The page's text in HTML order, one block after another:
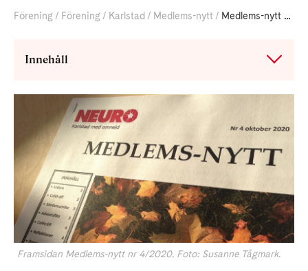
Förening Förening Karlstad Medlems-nytt Medlems-nytt nr 4/2020
Innehåll
Framsidan Medlems-nytt nr 4/2020. Foto: Susanne Tågmark.